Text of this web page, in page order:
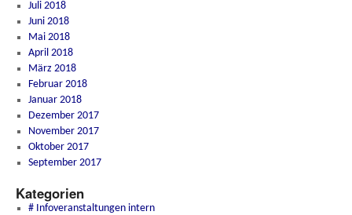
Juli 2018
Juni 2018
Mai 2018
April 2018
März 2018
Februar 2018
Januar 2018
Dezember 2017
November 2017
Oktober 2017
September 2017
Kategorien
# Infoveranstaltungen intern